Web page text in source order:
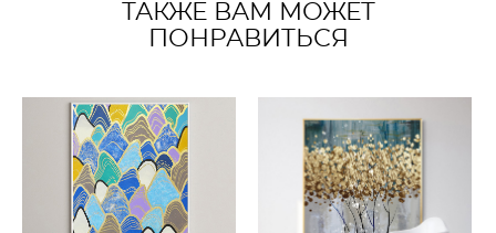
ТАКЖЕ ВАМ МОЖЕТ
ПОНРАВИТЬСЯ